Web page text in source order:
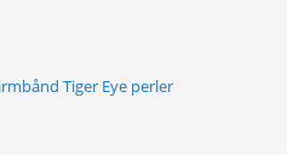
Tiger Eye perler